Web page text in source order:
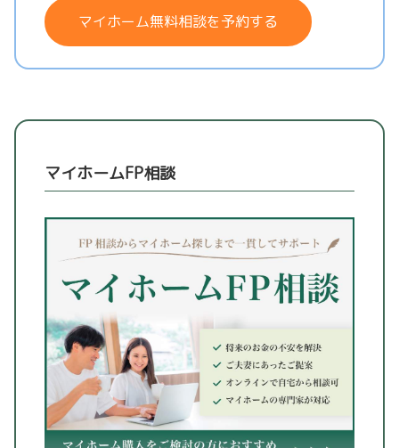
マイホーム無料相談を予約する
マイホームFP相談